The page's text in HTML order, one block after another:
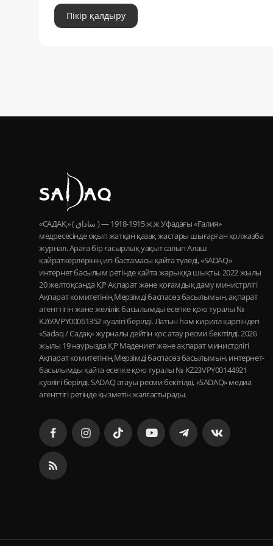
Пікір қалдыру
«САДАҚ» ( ساداق ) — 1915-1918 ж.ж Уфадағы «Ғалия»
медресесінде оқып жатқан қазақ жастары шығарған қолжазба
журнал. Араға бір ғасырлық уақыт салып Алаш
қайраткерлерінің игі бастамасы қайта түледі, «SADAQ»
интернет басылым ретінде қайта жарыққа шықты. 2022 жылы
20 желтоқсанда ҚР Ақпарат және қоғамдық даму министрлігі
Ақпарат комитетінің Мерзімді баспасөз басылымын, ақпарат
агенттігін және желілік басылымды есепке қою туралы №
KZ69VPY00061352 куәлігі берілді. Латын һәм кирилл қарпіндегі
«Sadaq / Садақ» журналы дейтін қос атау ресми бекітілді. 2026
жылы 19 наурызда ҚР Мәдениет және ақпарат министрлігі
Ақпарат комитетінің Мерзімді баспасөз басылымын, интернет-
басылымды қайта есепке қою туралы № KZ23VPY00144921
куәлігі берілді. SADAQ атауы ресми бекітілді, «SADAQ» медиа
агенттігі ретінде қызметін жалғастырады.